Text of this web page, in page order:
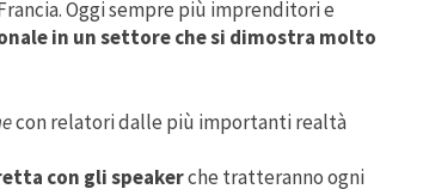
Oggi sempre più imprenditori e
in un settore che si dimostra molto
con relatori dalle più importanti realtà
con gli speakerche tratteranno ogni